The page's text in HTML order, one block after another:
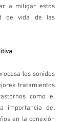
a mitigar estos
de vida de las
los sonidos
tratamientos
como el
importancia del
en la conexión